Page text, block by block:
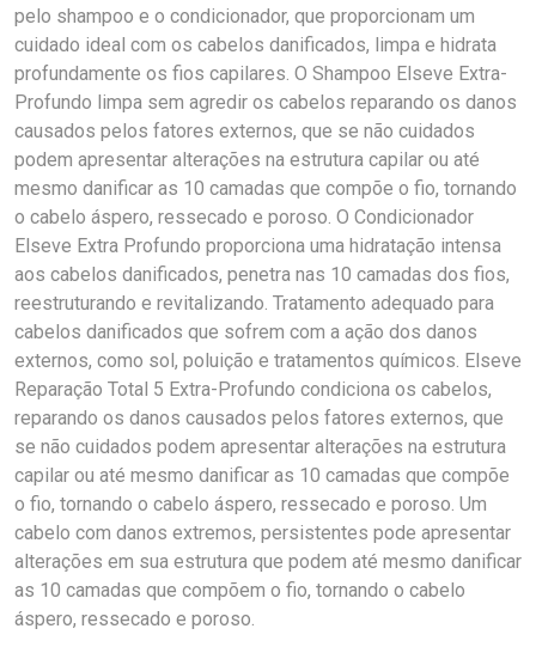
pelo shampoo e o condicionador, que proporcionam um
cuidado ideal com os cabelos danificados, limpa e hidrata
profundamente os fios capilares. O Shampoo Elseve Extra-
Profundo limpa sem agredir os cabelos reparando os danos
causados pelos fatores externos, que se não cuidados
podem apresentar alterações na estrutura capilar ou até
mesmo danificar as 10 camadas que compõe o fio, tornando
o cabelo áspero, ressecado e poroso. O Condicionador
Elseve Extra Profundo proporciona uma hidratação intensa
aos cabelos danificados, penetra nas 10 camadas dos fios,
reestruturando e revitalizando. Tratamento adequado para
cabelos danificados que sofrem com a ação dos danos
externos, como sol, poluição e tratamentos químicos. Elseve
Reparação Total 5 Extra-Profundo condiciona os cabelos,
reparando os danos causados pelos fatores externos, que
se não cuidados podem apresentar alterações na estrutura
capilar ou até mesmo danificar as 10 camadas que compõe
o fio, tornando o cabelo áspero, ressecado e poroso. Um
cabelo com danos extremos, persistentes pode apresentar
alterações em sua estrutura que podem até mesmo danificar
as 10 camadas que compõem o fio, tornando o cabelo
áspero, ressecado e poroso.